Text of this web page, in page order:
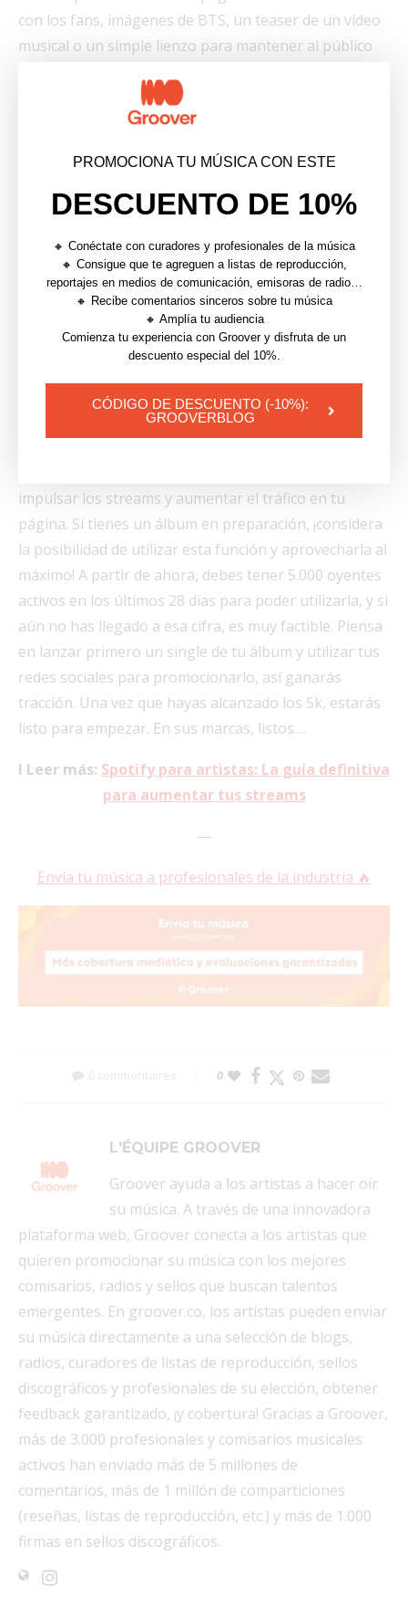
con los fans, imágenes de BTS, un teaser de un vídeo
musical o un simple lienzo para mantener al público
Vende merchandising
El merchandising es una de las fuentes de ingresos
ventas van directamente a ellos (a diferencia de los
poco para empezar). Comprar merchandising es, por
tanto, una forma estupenda de apoyar a los artistas, y
ahora es posible dentro de Spotify en el perfil de un
artista, y se puede acceder a él justo al lado de las
pestañas “Clips” y “Eventos”.
A por ello!
impulsar los streams y aumentar el tráfico en tu
página. Si tienes un álbum en preparación, ¡considera
la posibilidad de utilizar esta función y aprovecharla al
máximo! A partir de ahora, debes tener 5.000 oyentes
activos en los últimos 28 días para poder utilizarla, y si
aún no has llegado a esa cifra, es muy factible. Piensa
en lanzar primero un single de tu álbum y utilizar tus
redes sociales para promocionarlo, así ganarás
tracción. Una vez que hayas alcanzado los 5k, estarás
listo para empezar. En sus marcas, listos….
I Leer más: Spotify para artistas: La guía definitiva
para aumentar tus streams
—
Envía tu música a profesionales de la industria 🔥
0 commentaires 0
L'ÉQUIPE GROOVER
Groover ayuda a los artistas a hacer oír
su música. A través de una innovadora
plataforma web, Groover conecta a los artistas que
quieren promocionar su música con los mejores
comisarios, radios y sellos que buscan talentos
emergentes. En groover.co, los artistas pueden enviar
su música directamente a una selección de blogs,
radios, curadores de listas de reproducción, sellos
discográficos y profesionales de su elección, obtener
feedback garantizado, ¡y cobertura! Gracias a Groover,
más de 3.000 profesionales y comisarios musicales
activos han enviado más de 5 millones de
comentarios, más de 1 millón de comparticiones
(reseñas, listas de reproducción, etc.) y más de 1.000
firmas en sellos discográficos.
PROMOCIONA TU MÚSICA CON ESTE
DESCUENTO DE 10%
🔸 Conéctate con curadores y profesionales de la música
🔸 Consigue que te agreguen a listas de reproducción,
reportajes en medios de comunicación, emisoras de radio…
🔸 Recibe comentarios sinceros sobre tu música
🔸 Amplía tu audiencia
Comienza tu experiencia con Groover y disfruta de un
descuento especial del 10%.
CÓDIGO DE DESCUENTO (-10%):
GROOVERBLOG